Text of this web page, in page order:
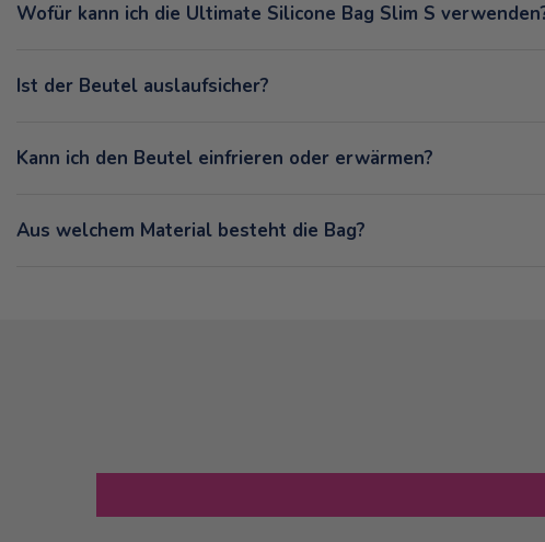
Wofür kann ich die Ultimate Silicone Bag Slim S
Ist der Beutel auslaufsicher?
Kann ich den Beutel einfrieren oder erwärmen?
Aus welchem Material besteht die Bag?